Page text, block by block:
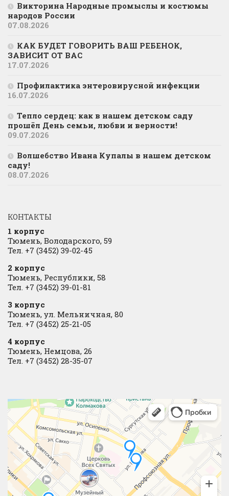
Викторина Народные промыслы и костюмы
народов России
07.08.2026
КАК БУДЕТ ГОВОРИТЬ ВАШ РЕБЕНОК,
ЗАВИСИТ ОТ ВАС
17.07.2026
Профилактика энтеровирусной инфекции
16.07.2026
Тепло сердец: как в нашем детском саду
прошёл День семьи, любви и верности!
09.07.2026
Волшебство Ивана Купалы в нашем детском
саду!
08.07.2026
КОНТАКТЫ
1 корпус
Тюмень, Володарского, 59
Тел. +7 (3452) 39-02-45
2 корпус
Тюмень, Республики, 58
Тел. +7 (3452) 39-01-81
3 корпус
Тюмень, ул. Мельничная, 80
Тел. +7 (3452) 25-21-05
4 корпус
Тюмень, Немцова, 26
Тел. +7 (3452) 28-35-07